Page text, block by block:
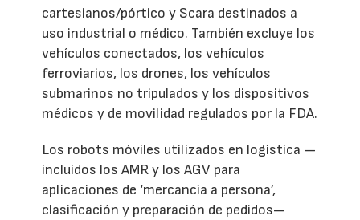
cartesianos/pórtico y Scara destinados a
uso industrial o médico. También excluye los
vehículos conectados, los vehículos
ferroviarios, los drones, los vehículos
submarinos no tripulados y los dispositivos
médicos y de movilidad regulados por la FDA.
Los robots móviles utilizados en logística —
incluidos los AMR y los AGV para
aplicaciones de ‘mercancía a persona’,
clasificación y preparación de pedidos—